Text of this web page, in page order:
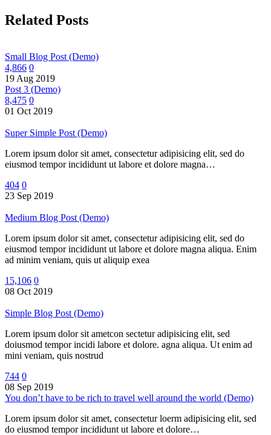
Related Posts
Small Blog Post (Demo)
4,866 0
19 Aug 2019
Post 3 (Demo)
8,475 0
01 Oct 2019
Super Simple Post (Demo)
Lorem ipsum dolor sit amet, consectetur adipisicing elit, sed do
eiusmod tempor incididunt ut labore et dolore magna…
404 0
23 Sep 2019
Medium Blog Post (Demo)
Lorem ipsum dolor sit amet, consectetur adipisicing elit, sed do
eiusmod tempor incididunt ut labore et dolore magna aliqua. Enim
ad minim veniam, quis ut aliquip exea
15,106 0
08 Oct 2019
Simple Blog Post (Demo)
Lorem ipsum dolor sit ametcon sectetur adipisicing elit, sed
doiusmod tempor incidi labore et dolore. agna aliqua. Ut enim ad
mini veniam, quis nostrud
744 0
08 Sep 2019
You don’t have to be rich to travel well around the world (Demo)
Lorem ipsum dolor sit amet, consectetur loerm adipisicing elit, sed
do eiusmod tempor incididunt ut labore et dolore…